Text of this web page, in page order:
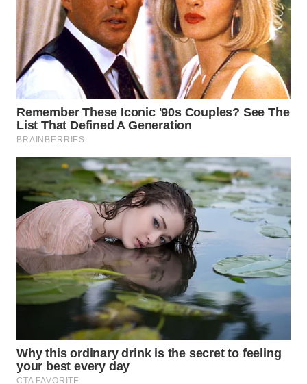
WN
MANDALIKA
WN
LIKUPANG
WN
LABUANBAJO
WN
BORNEO
Wahana
Media
Group
WAHANA
NEWS
WAHANA